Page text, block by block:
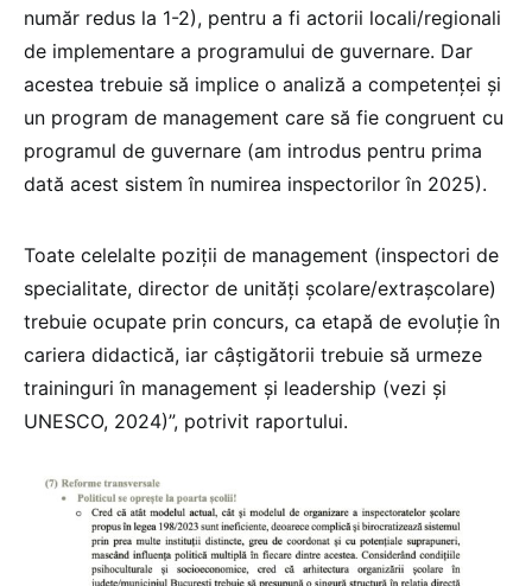
număr redus la 1-2), pentru a fi actorii locali/regionali
de implementare a programului de guvernare. Dar
acestea trebuie să implice o analiză a competenței și
un program de management care să fie congruent cu
programul de guvernare (am introdus pentru prima
dată acest sistem în numirea inspectorilor în 2025).
Toate celelalte poziții de management (inspectori de
specialitate, director de unități școlare/extrașcolare)
trebuie ocupate prin concurs, ca etapă de evoluție în
cariera didactică, iar câștigătorii trebuie să urmeze
traininguri în management și leadership (vezi și
UNESCO, 2024)”, potrivit raportului.